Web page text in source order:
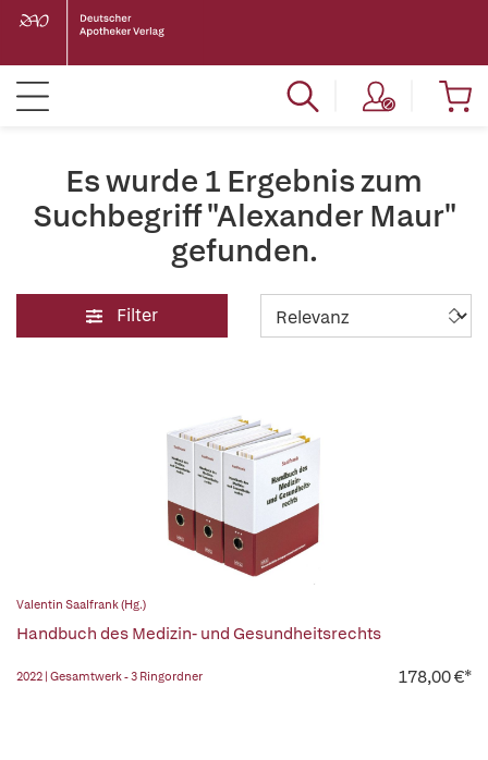
Es wurde 1 Ergebnis zum
Suchbegriff "Alexander Maur"
gefunden.
Filter
Valentin Saalfrank (Hg.)
Handbuch des Medizin- und Gesundheitsrechts
2022 | Gesamtwerk - 3 Ringordner 178,00 €*